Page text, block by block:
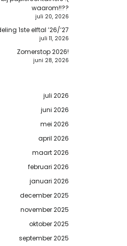
waarom!!??
juli 20, 2026
1ste elftal ’26/’27
juli 11, 2026
Zomerstop 2026!
juni 28, 2026
juli 2026
juni 2026
mei 2026
april 2026
maart 2026
februari 2026
januari 2026
december 2025
november 2025
oktober 2025
september 2025